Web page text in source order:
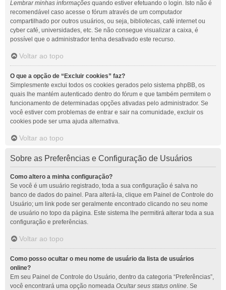
Lembrar minhas informações quando estiver efetuando o login. Isto não é
recomendável caso acesse o fórum através de um computador
compartilhado por outros usuários, ou seja, bibliotecas, café internet ou
cyber café, universidades, etc. Se não consegue visualizar a caixa, é
possível que o administrador tenha desativado este recurso.
Voltar ao topo
O que a opção de “Excluir cookies” faz?
Simplesmente exclui todos os cookies gerados pelo sistema phpBB, os
quais lhe mantém autenticado dentro do fórum e que também permitem o
funcionamento de determinadas opções ativadas pelo administrador. Se
você estiver com problemas de entrar e sair na comunidade, excluir os
cookies pode ser uma ajuda alternativa.
Voltar ao topo
Sobre as Preferências e Configuração de Usuários
Como altero a minha configuração?
Se você é um usuário registrado, toda a sua configuração é salva no
banco de dados do painel. Para alterá-la, clique em Painel de Controle do
Usuário; um link pode ser geralmente encontrado clicando no seu nome
de usuário no topo da página. Este sistema lhe permitirá alterar toda a sua
configuração e preferências.
Voltar ao topo
Como posso ocultar o meu nome de usuário da lista de usuários
online?
Em seu Painel de Controle do Usuário, dentro da categoria “Preferências”,
você encontrará uma opção nomeada Ocultar seus status online. Se